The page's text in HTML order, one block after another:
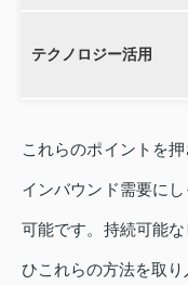
テクノロジー活用
これらのポイントを
インバウンド需要に
可能です。持続可能
ひこれらの方法を取り